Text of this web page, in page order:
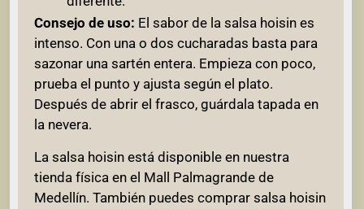
Consejo de uso: El sabor de la salsa hoisin es
intenso. Con una o dos cucharadas basta para
sazonar una sartén entera. Empieza con poco,
prueba el punto y ajusta según el plato.
Después de abrir el frasco, guárdala tapada en
la nevera.
La salsa hoisin está disponible en nuestra
tienda física en el Mall Palmagrande de
Medellín. También puedes comprar salsa hoisin